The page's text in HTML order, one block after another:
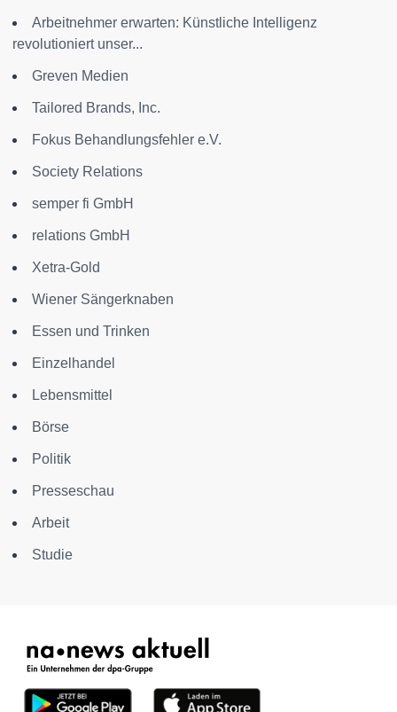
Arbeitnehmer erwarten: Künstliche Intelligenz
revolutioniert unser...
Greven Medien
Tailored Brands, Inc.
Fokus Behandlungsfehler e.V.
Society Relations
semper fi GmbH
relations GmbH
Xetra-Gold
Wiener Sängerknaben
Essen und Trinken
Einzelhandel
Lebensmittel
Börse
Politik
Presseschau
Arbeit
Studie